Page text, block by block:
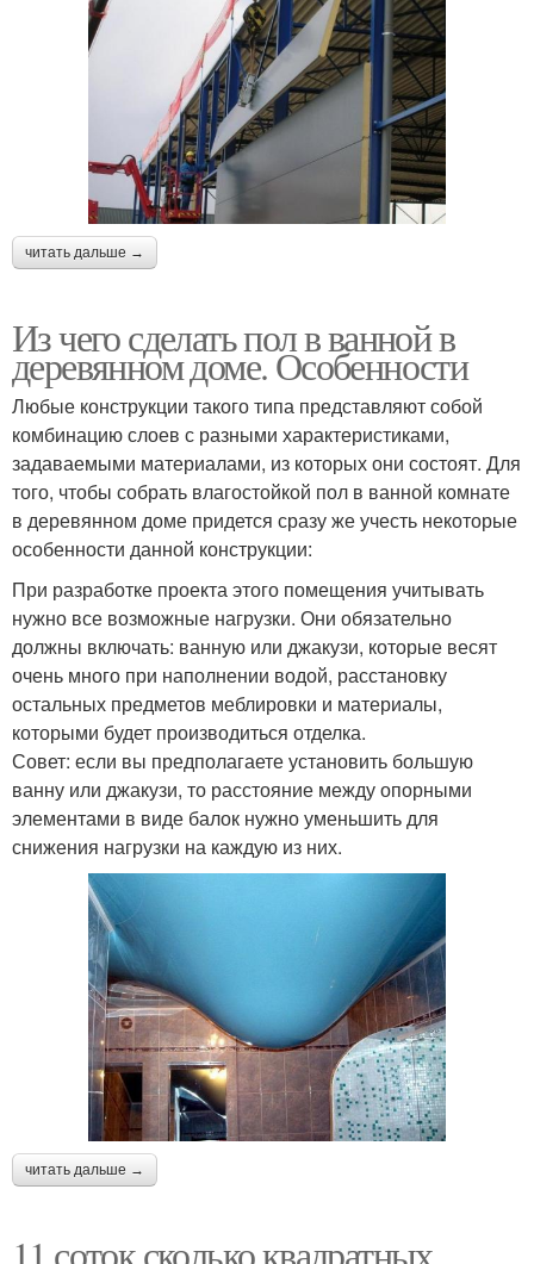
читать дальше →
Из чего сделать пол в ванной в
деревянном доме. Особенности
Любые конструкции такого типа представляют собой
комбинацию слоев с разными характеристиками,
задаваемыми материалами, из которых они состоят. Для
того, чтобы собрать влагостойкой пол в ванной комнате
в деревянном доме придется сразу же учесть некоторые
особенности данной конструкции:
При разработке проекта этого помещения учитывать
нужно все возможные нагрузки. Они обязательно
должны включать: ванную или джакузи, которые весят
очень много при наполнении водой, расстановку
остальных предметов меблировки и материалы,
которыми будет производиться отделка.
Совет: если вы предполагаете установить большую
ванну или джакузи, то расстояние между опорными
элементами в виде балок нужно уменьшить для
снижения нагрузки на каждую из них.
читать дальше →